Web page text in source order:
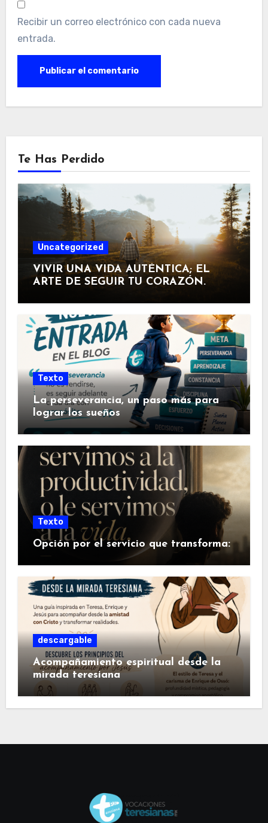
Recibir un correo electrónico con cada nueva
entrada.
Te Has Perdido
Uncategorized
VIVIR UNA VIDA AUTÉNTICA; EL
ARTE DE SEGUIR TU CORAZÓN.
Texto
La perseverancia, un paso más para
lograr los sueños
Texto
Opción por el servicio que transforma:
descargable
Acompañamiento espiritual desde la
mirada teresiana